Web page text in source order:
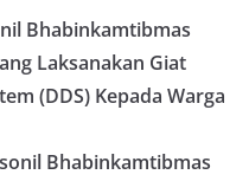
Bhabinkamtibmas
Laksanakan Giat
(DDS) Kepada Warga
Bhabinkamtibmas